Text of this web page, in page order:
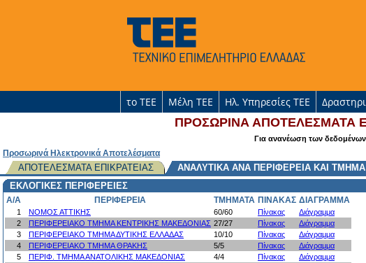
το ΤΕΕ Μέλη ΤΕΕ Ηλ. Υπηρεσίες ΤΕΕ
ΠΡΟΣΩΡΙΝΑ ΑΠΟΤΕΛΕΣΜΑΤΑ
Για ανανέωση των δεδομένων
Προσωρινά Ηλεκτρονικά Αποτελέσματα
ΑΠΟΤΕΛΕΣΜΑΤΑ ΕΠΙΚΡΑΤΕΙΑΣ
ΑΝΑΛΥΤΙΚΑ ΑΝΑ ΠΕΡΙΦΕΡΕΙΑ ΚΑΙ ΤΜΗΜΑ
ΕΚΛΟΓΙΚΕΣ ΠΕΡΙΦΕΡΕΙΕΣ
A/A ΠΕΡΙΦΕΡΕΙΑ ΤΜΗΜΑΤΑ ΠΙΝΑΚΑΣ ΔΙΑΓΡΑΜΜΑ
1 ΝΟΜΟΣ ΑΤΤΙΚΗΣ 60/60 Πίνακας
Διάγραμμα
2
ΠΕΡΙΦΕΡΕΙΑΚΟ ΤΜΗΜΑ ΚΕΝΤΡΙΚΗΣ ΜΑΚΕΔΟΝΙΑΣ 27/27 Πίνακας
Διάγραμμα
3
ΠΕΡΙΦΕΡΕΙΑΚΟ ΤΜΗΜΑ ΔΥΤΙΚΗΣ ΕΛΛΑΔΑΣ 10/10 Πίνακας
Διάγραμμα
4
ΠΕΡΙΦΕΡΕΙΑΚΟ ΤΜΗΜΑ ΘΡΑΚΗΣ 5/5 Πίνακας
Διάγραμμα
5
ΠΕΡΙΦ. ΤΜΗΜΑ ΑΝΑΤΟΛΙΚΗΣ ΜΑΚΕΔΟΝΙΑΣ 4/4 Πίνακας
Διάγραμμα